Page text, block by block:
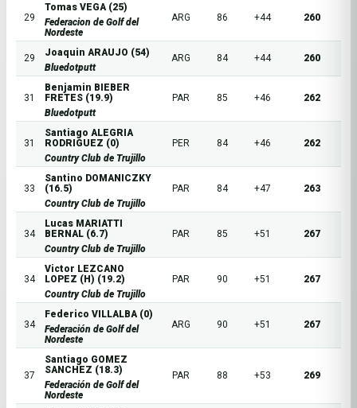
29
Tomas VEGA (25)
Federacion de Golf del
Nordeste
ARG 86 +44 260
29
Joaquin ARAUJO (54)
Bluedotputt
ARG 84 +44 260
31
Benjamin BIEBER
FRETES (19.9)
Bluedotputt
PAR 85 +46 262
31
Santiago ALEGRIA
RODRIGUEZ (0)
Country Club de Trujillo
PER 84 +46 262
33
Santino DOMANICZKY
(16.5)
Country Club de Trujillo
PAR 84 +47 263
34
Lucas MARIATTI
BERNAL (6.7)
Country Club de Trujillo
PAR 85 +51 267
34
Victor LEZCANO
LOPEZ (H) (19.2)
Country Club de Trujillo
PAR 90 +51 267
34
Federico VILLALBA (0)
Federación de Golf del
Nordeste
ARG 90 +51 267
37
Santiago GOMEZ
SANCHEZ (18.3)
Federación de Golf del
Nordeste
PAR 88 +53 269